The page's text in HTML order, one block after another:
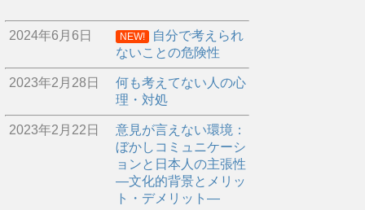
2024年6月6日 NEW!
自分で考えられ
ないことの危険性
2023年2月28日
何も考えてない人の心
理・対処
2023年2月22日
意見が言えない環境：
ぼかしコミュニケーシ
ョンと日本人の主張性
―文化的背景とメリッ
ト・デメリット―